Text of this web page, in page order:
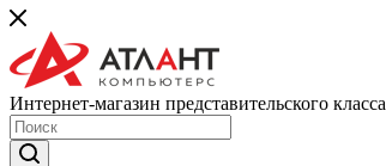
Интернет-магазин представительского класса